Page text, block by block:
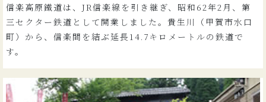
信楽高原鐵道は、JR信楽線を引き継ぎ、昭和62年2月、第
三セクター鉄道として開業しました。貴生川（甲賀市水口
町）から、信楽間を結ぶ延長14.7キロメートルの鉄道で
す。